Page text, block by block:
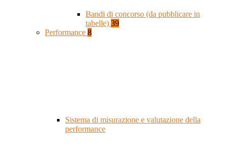
Bandi di concorso (da pubblicare in
tabelle) 39
Performance 8
Sistema di misurazione e valutazione della
performance